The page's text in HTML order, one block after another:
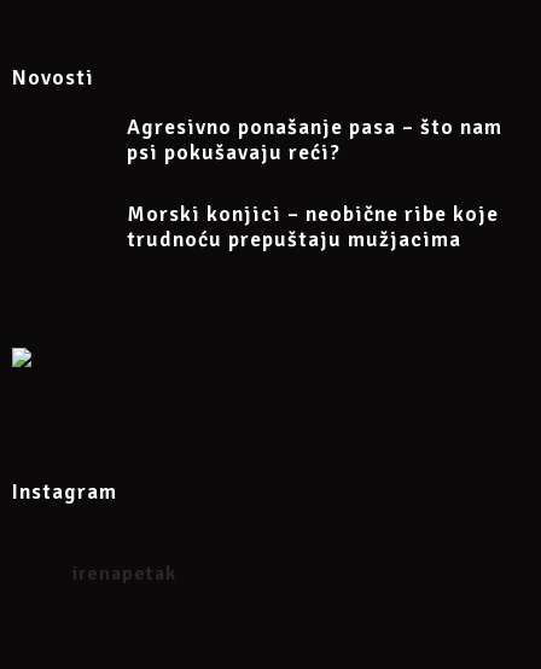
https://www.facebook.com/events/311315631875546
Novosti
Agresivno ponašanje pasa – što nam
psi pokušavaju reći?
Morski konjici – neobične ribe koje
trudnoću prepuštaju mužjacima
Instagram
irenapetak